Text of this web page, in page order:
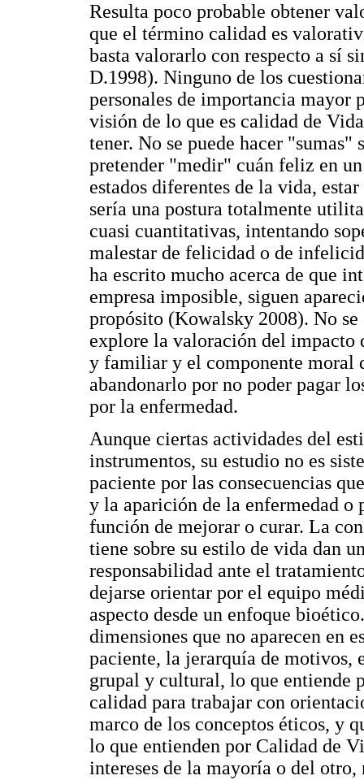
Resulta poco probable obtener
que el término calidad es
basta valorarlo con respecto a sí
D.1998). Ninguno de los
personales de importancia mayor
visión de lo que es calidad de
tener. No se puede hacer
pretender "medir" cuán feliz en
estados diferentes de la vida,
sería una postura totalmente
cuasi cuantitativas, intentando
malestar de felicidad o de
ha escrito mucho acerca de que
empresa imposible, siguen
propósito (Kowalsky 2008). No
explore la valoración del impacto
y familiar y el componente moral
abandonarlo por no poder pagar
por la enfermedad.
Aunque ciertas actividades del
instrumentos, su estudio no es
paciente por las consecuencias
y la aparición de la enfermedad
función de mejorar o curar. La
tiene sobre su estilo de vida dan
responsabilidad ante el
dejarse orientar por el equipo
aspecto desde un enfoque
dimensiones que no aparecen en
paciente, la jerarquía de motivos,
grupal y cultural, lo que entiende
calidad para trabajar con
marco de los conceptos éticos, y
lo que entienden por Calidad de
intereses de la mayoría o del